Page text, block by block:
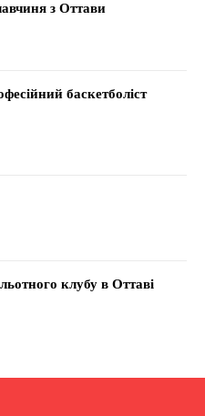
з Оттави
баскетболіст
клубу в Оттаві